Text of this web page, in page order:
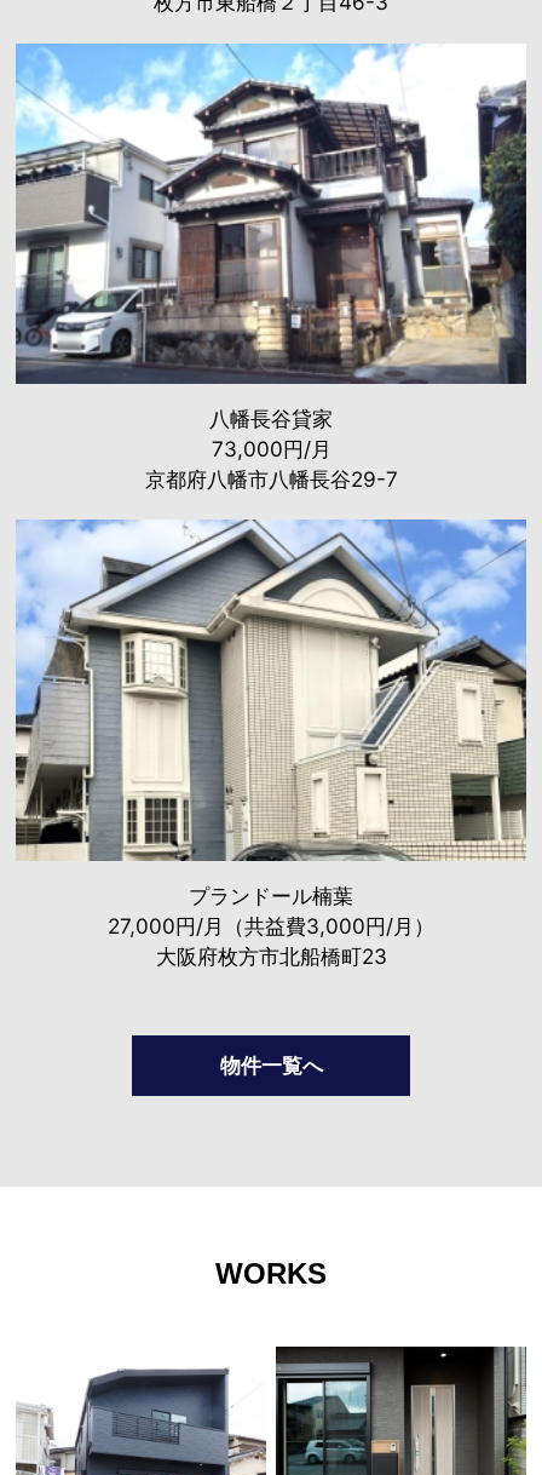
八幡長谷貸家
73,000円/月
京都府八幡市八幡長谷29-7
プランドール楠葉
27,000円/月（共益費3,000円/月）
大阪府枚方市北船橋町23
物件一覧へ
WORKS